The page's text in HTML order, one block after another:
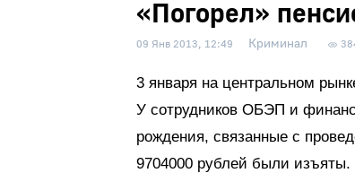
«Погорел»
09 Янв 2013, 12:49 Криминал
3 января на центральном
У сотрудников ОБЭП и
рождения, связанные с
9704000 рублей были изъяты.